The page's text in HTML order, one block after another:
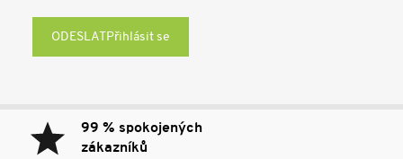
Přihlásit se
99 % spokojených
zákazníků